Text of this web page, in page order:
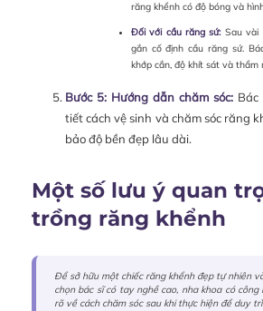
răng khểnh có độ bóng và
Đối với cầu răng sứ:Sau vài
gắn cố định cầu răng sứ.
khớp cắn, độ khít sát và
Bước 5: Hướng dẫn chăm sóc:Bác
tiết cách vệ sinh và chăm sóc răng
bảo độ bền đẹp lâu dài.
Một số lưu ý quan
trồng răng khểnh
Để sở hữu một chiếc răng khểnh đẹp tự nhiên
chọn bác sĩ có tay nghề cao, nha khoa có
rõ về cách chăm sóc sau khi thực hiện để duy